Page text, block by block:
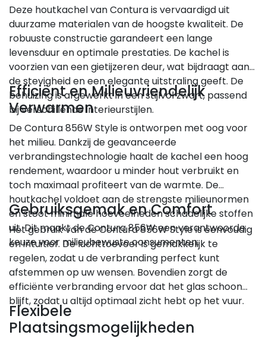
Deze houtkachel van Contura is vervaardigd uit
duurzame materialen van de hoogste kwaliteit. De
robuuste constructie garandeert een lange
levensduur en optimale prestaties. De kachel is
voorzien van een gietijzeren deur, wat bijdraagt aan
de stevigheid en een elegante uitstraling geeft. De
behuizing is afgewerkt in een stijlvol zwart, passend
bij verschillende interieurstijlen.
Efficiënt en Milieuvriendelijk
Verwarmen
De Contura 856W Style is ontworpen met oog voor
het milieu. Dankzij de geavanceerde
verbrandingstechnologie haalt de kachel een hoog
rendement, waardoor u minder hout verbruikt en
toch maximaal profiteert van de warmte. De
houtkachel voldoet aan de strengste milieunormen
en stoot minimale hoeveelheden schadelijke stoffen
uit. Dit maakt de Contura 856W een verantwoorde
keuze voor milieubewuste consumenten.
Gebruiksgemak en Comfort
Het gebruik van de Contura 856W Style is eenvoudig
en intuïtief. De luchttoevoer is gemakkelijk te
regelen, zodat u de verbranding perfect kunt
afstemmen op uw wensen. Bovendien zorgt de
efficiënte verbranding ervoor dat het glas schoon
blijft, zodat u altijd optimaal zicht hebt op het vuur.
Flexibele
Plaatsingsmogelijkheden